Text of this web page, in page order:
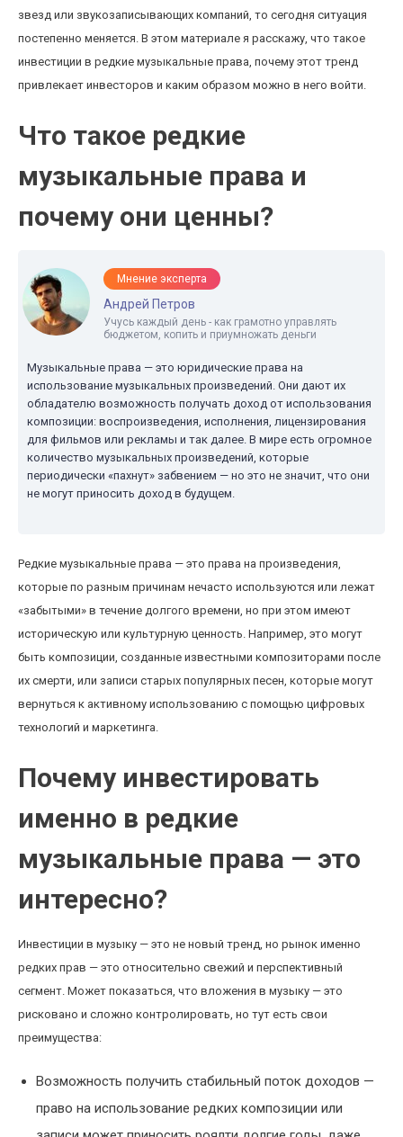
звезд или звукозаписывающих компаний, то сегодня ситуация
постепенно меняется. В этом материале я расскажу, что такое
инвестиции в редкие музыкальные права, почему этот тренд
привлекает инвесторов и каким образом можно в него войти.
Что такое редкие
музыкальные права и
почему они ценны?
Мнение эксперта
Андрей Петров
Учусь каждый день - как грамотно управлять
бюджетом, копить и приумножать деньги
Музыкальные права — это юридические права на
использование музыкальных произведений. Они дают их
обладателю возможность получать доход от использования
композиции: воспроизведения, исполнения, лицензирования
для фильмов или рекламы и так далее. В мире есть огромное
количество музыкальных произведений, которые
периодически «пахнут» забвением — но это не значит, что они
не могут приносить доход в будущем.
Редкие музыкальные права — это права на произведения,
которые по разным причинам нечасто используются или лежат
«забытыми» в течение долгого времени, но при этом имеют
историческую или культурную ценность. Например, это могут
быть композиции, созданные известными композиторами после
их смерти, или записи старых популярных песен, которые могут
вернуться к активному использованию с помощью цифровых
технологий и маркетинга.
Почему инвестировать
именно в редкие
музыкальные права — это
интересно?
Инвестиции в музыку — это не новый тренд, но рынок именно
редких прав — это относительно свежий и перспективный
сегмент. Может показаться, что вложения в музыку — это
рисковано и сложно контролировать, но тут есть свои
преимущества:
Возможность получить стабильный поток доходов —
право на использование редких композиции или